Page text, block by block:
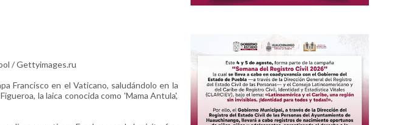
/ Gettyimages.ru
Francisco en el Vaticano, saludándolo en la
la laica conocida como 'Mama Antula',